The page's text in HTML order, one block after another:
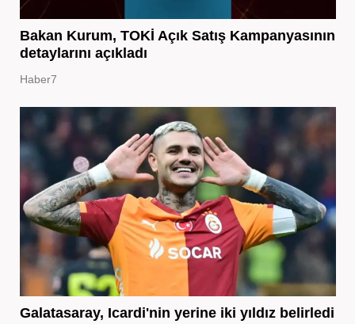
Bakan Kurum, TOKİ Açık Satış Kampanyasının
detaylarını açıkladı
Haber7
Galatasaray, Icardi'nin yerine iki yıldız belirledi